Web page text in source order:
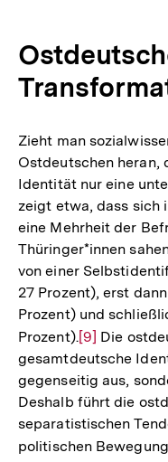
Zieht man
Ostdeutschen heran,
Identität nur eine
zeigt etwa, dass sich
eine Mehrheit der
Thüringer*innen
von einer
27 Prozent), erst
Prozent) und
Prozent).Zur
Auflösung
der
Fußnote
[9] Die
gesamtdeutsche
gegenseitig aus,
Deshalb führt die
separatistischen
politischen